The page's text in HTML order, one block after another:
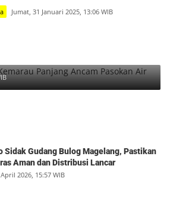
Jumat, 31 Januari 2025, 13:06 WIB
Panjang Ancam Pasokan Air
Sidak Gudang Bulog Magelang, Pastikan
Aman dan Distribusi Lancar
2026, 15:57 WIB